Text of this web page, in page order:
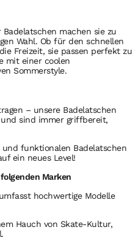
Badelatschen machen sie zu
Wahl. Ob für den schnellen
Freizeit, sie passen perfekt zu
mit einer coolen
Sommerstyle.
– unsere Badelatschen
sind immer griffbereit,
und funktionalen Badelatschen
ein neues Level!
Marken
hochwertige Modelle
Hauch von Skate-Kultur,